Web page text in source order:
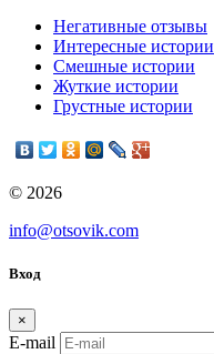
Негативные отзывы
Интересные истории
Смешные истории
Жуткие истории
Грустные истории
© 2026
info@otsovik.com
Вход
×
E-mail